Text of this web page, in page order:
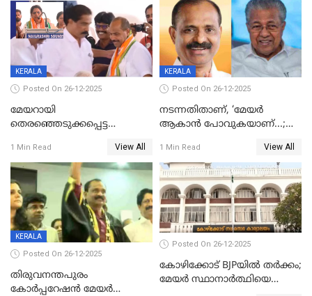
KERALA
Posted On 26-12-2025
മേയറായി
തെരഞ്ഞെടുക്കപ്പെട്ട
ആദ്യ വോട്ട് അസാധു; കണ്ണൂർ
ഡെപ്യൂട്ടി മേയർ സ്ഥാനത്ത്
താഹിറിന് വിജയം
1 Min Read View All
KERALA
Posted On 26-12-2025
നടന്നതിതാണ്, ‘മേയർ
ആകാൻ പോവുകയാണ്...;
മുഖ്യമന്ത്രിയുടെ ഓഫീസ്
തന്നെ വിശദീകരിയ്ക്കുന്നു;
സത്യമിതാണ്
1 Min Read View All
KERALA
Posted On 26-12-2025
തിരുവനന്തപുരം
കോര്‍പ്പറേഷന്‍ മേയര്‍
Posted On 26-12-2025
കോഴിക്കോട് BJPയിൽ തർക്കം;
മേയർ സ്ഥാനാർത്ഥിയെ